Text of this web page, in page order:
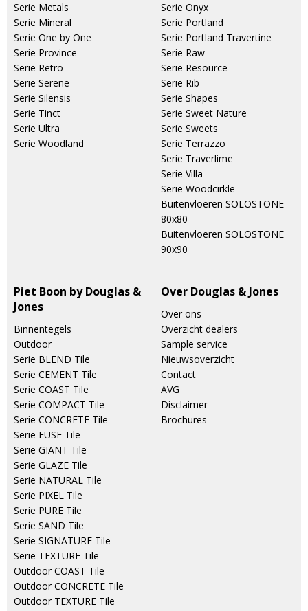
Serie Metals
Serie Mineral
Serie One by One
Serie Province
Serie Retro
Serie Serene
Serie Silensis
Serie Tinct
Serie Ultra
Serie Woodland
Serie Onyx
Serie Portland
Serie Portland Travertine
Serie Raw
Serie Resource
Serie Rib
Serie Shapes
Serie Sweet Nature
Serie Sweets
Serie Terrazzo
Serie Traverlime
Serie Villa
Serie Woodcirkle
Buitenvloeren SOLOSTONE
80x80
Buitenvloeren SOLOSTONE
90x90
Piet Boon by Douglas &
Jones
Binnentegels
Outdoor
Serie BLEND Tile
Serie CEMENT Tile
Serie COAST Tile
Serie COMPACT Tile
Serie CONCRETE Tile
Serie FUSE Tile
Serie GIANT Tile
Serie GLAZE Tile
Serie NATURAL Tile
Serie PIXEL Tile
Serie PURE Tile
Serie SAND Tile
Serie SIGNATURE Tile
Serie TEXTURE Tile
Outdoor COAST Tile
Outdoor CONCRETE Tile
Outdoor TEXTURE Tile
Over Douglas & Jones
Over ons
Overzicht dealers
Sample service
Nieuwsoverzicht
Contact
AVG
Disclaimer
Brochures